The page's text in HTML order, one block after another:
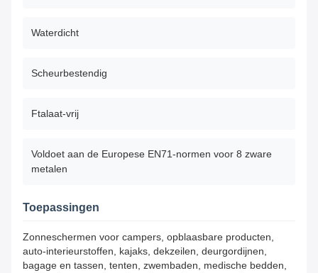
Waterdicht
Scheurbestendig
Ftalaat-vrij
Voldoet aan de Europese EN71-normen voor 8 zware
metalen
Toepassingen
Zonneschermen voor campers, opblaasbare producten,
auto-interieurstoffen, kajaks, dekzeilen, deurgordijnen,
bagage en tassen, tenten, zwembaden, medische bedden,